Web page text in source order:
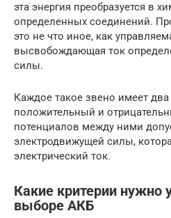
эта энергия преобразуется в
определенных соединений.
это не что иное, как
высвобождающая ток
силы.
Каждое такое звено имеет
положительный и
потенциалов между ними
электродвижущей силы,
электрический ток.
Какие критерии нужно
выборе АКБ